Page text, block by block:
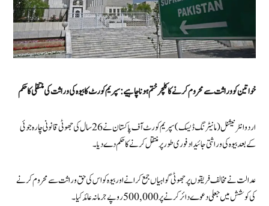
خواتین کو وراثت سے محروم کرنے کا کلچر ختم ہونا چاہیے: سپریم کورٹ کا بیوہ کی وراثت کی منتقلی کا حکم
اردو انٹرنیشنل (مانیٹرنگ ڈیسک) سپریم کورٹ آف پاکستان نے 26 سال کی جھوٹی قانونی چارہ جوئی
کے بعد بیوہ کی وراثتی جائیداد فوری طور پر منتقل کرنے کا حکم دے دیا۔
عدالت نے مخالف فریقوں پر جھوٹی گواہیاں جمع کرانے اور بیوہ کو اس کی حق وراثت سے محروم کرنے
کی کوشش میں جعلی دعوے دائر کرنے پر 500,000 روپے جرمانہ عائد کیا۔